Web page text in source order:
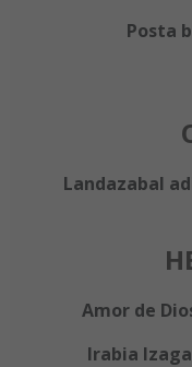
Posta
Landazabal
Amor de
Irabia